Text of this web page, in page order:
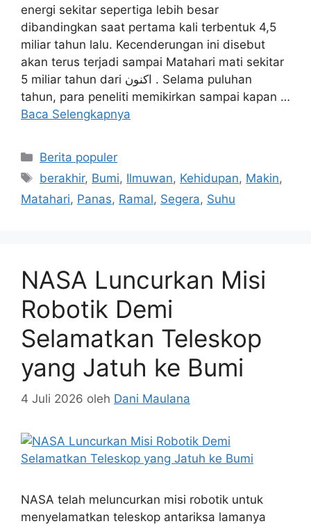
energi sekitar sepertiga lebih besar
dibandingkan saat pertama kali terbentuk 4,5
miliar tahun lalu. Kecenderungan ini disebut
akan terus terjadi sampai Matahari mati sekitar
5 miliar tahun dari اکنون . Selama puluhan
tahun, para peneliti memikirkan sampai kapan …
Baca Selengkapnya
Kategori
Berita populer
Tag
berakhir, Bumi, Ilmuwan, Kehidupan, Makin,
Matahari, Panas, Ramal, Segera, Suhu
NASA Luncurkan Misi
Robotik Demi
Selamatkan Teleskop
yang Jatuh ke Bumi
4 Juli 2026 oleh Dani Maulana
NASA telah meluncurkan misi robotik untuk
menyelamatkan teleskop antariksa lamanya